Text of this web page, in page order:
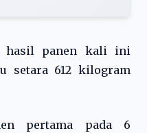
hasil panen kali ini
setara 612 kilogram
pertama pada 6